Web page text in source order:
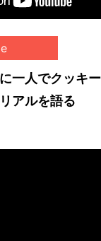
一人でクッキ
アルを語る